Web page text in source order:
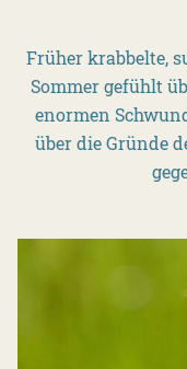
Früher krabbelte,
Sommer gefühlt
enormen
über die Gründe